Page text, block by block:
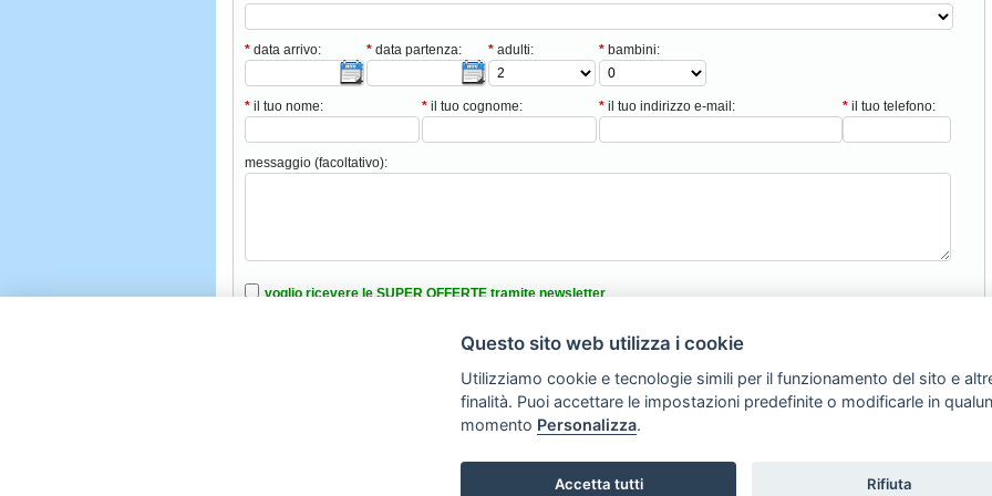
*data arrivo: *data partenza: *adulti: *bambini:
*il tuo nome: *il tuo cognome: *il tuo indirizzo e-mail: *il tuo telefono:
messaggio (facoltativo):
voglio ricevere le SUPER OFFERTE tramite newsletter
ho letto e accettato le condizioni nell’informativa sulla privacy
Torna Su
Copyright © 2008 -SVILUPPO TURISMO ITALIA S.r.L. unipersonale
Via A. Costa, 2 - 63822 Porto San Giorgio (FM)
Questo sito web utilizza i cookie
Utilizziamo cookie e tecnologie simili per il funzionamento del sito e
finalità. Puoi accettare le impostazioni predefinite o modificarle in
momento Personalizza.
Accetta tutti Rifiuta